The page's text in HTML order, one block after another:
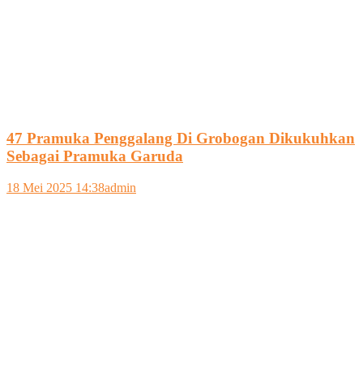
47 Pramuka Penggalang Di Grobogan Dikukuhkan
Sebagai Pramuka Garuda
18 Mei 2025 14:38admin